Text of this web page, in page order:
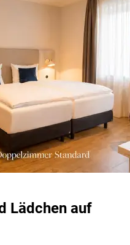
Lädchen auf